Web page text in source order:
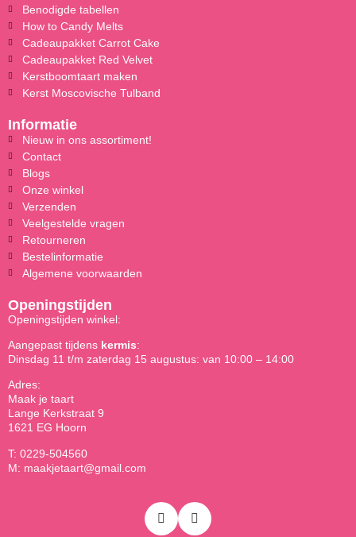
Benodigde tabellen
How to Candy Melts
Cadeaupakket Carrot Cake
Cadeaupakket Red Velvet
Kerstboomtaart maken
Kerst Moscovische Tulband
Informatie
Nieuw in ons assortiment!
Contact
Blogs
Onze winkel
Verzenden
Veelgestelde vragen
Retourneren
Bestelinformatie
Algemene voorwaarden
Openingstijden
Openingstijden winkel:
Aangepast tijdens kermis:
Dinsdag 11 t/m zaterdag 15 augustus: van 10:00 – 14:00
Adres:
Maak je taart
Lange Kerkstraat 9
1621 EG Hoorn
T: 0229-504560
M: maakjetaart@gmail.com